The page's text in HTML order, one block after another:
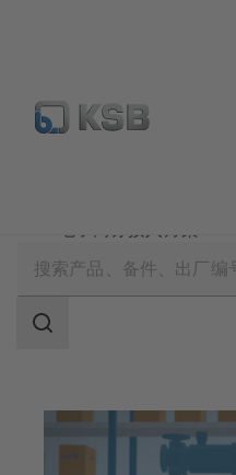
备件搜索 产品选型
搜
围